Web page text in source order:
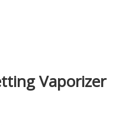
Vaporizer